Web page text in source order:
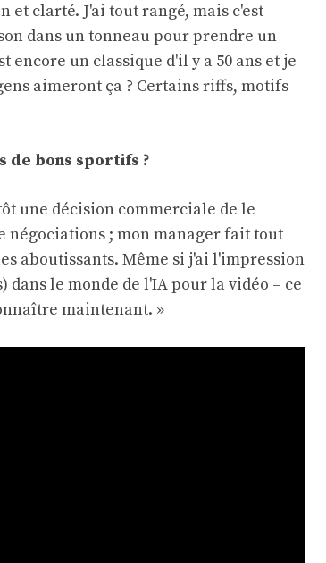
clarté. J'ai tout rangé, mais c'est
dans un tonneau pour prendre un
encore un classique d'il y a 50 ans et je
aimeront ça ? Certains riffs, motifs
de bons sportifs ?
une décision commerciale de le
négociations ; mon manager fait tout
aboutissants. Même si j'ai l'impression
le monde de l'IA pour la vidéo – ce
maintenant. »